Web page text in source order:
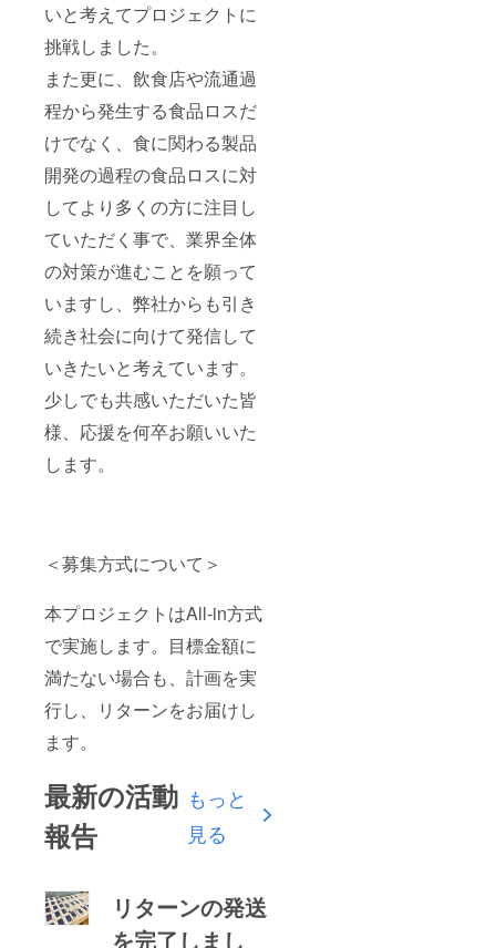
いと考えてプロジェクトに
挑戦しました。
また更に、飲食店や流通過
程から発生する食品ロスだ
けでなく、食に関わる製品
開発の過程の食品ロスに対
してより多くの方に注目し
ていただく事で、業界全体
の対策が進むことを願って
いますし、弊社からも引き
続き社会に向けて発信して
いきたいと考えています。
少しでも共感いただいた皆
様、応援を何卒お願いいた
します。
＜募集方式について＞
本プロジェクトはAll-in方式
で実施します。目標金額に
満たない場合も、計画を実
行し、リターンをお届けし
ます。
最新の活動
報告
もっと
見る
リターンの発送
を完了しまし